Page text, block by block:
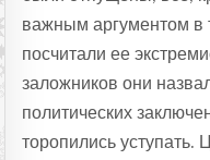
важным аргументом в
посчитали ее
заложников они
политических
торопились уступать.